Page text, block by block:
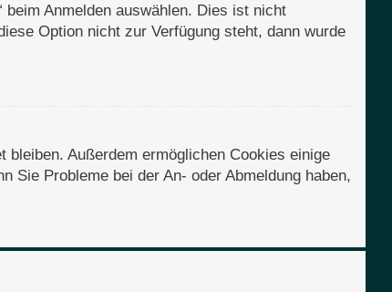
Anmelden auswählen. Dies ist nicht
Option nicht zur Verfügung steht, dann wurde
Außerdem ermöglichen Cookies einige
Sie Probleme bei der An- oder Abmeldung haben,